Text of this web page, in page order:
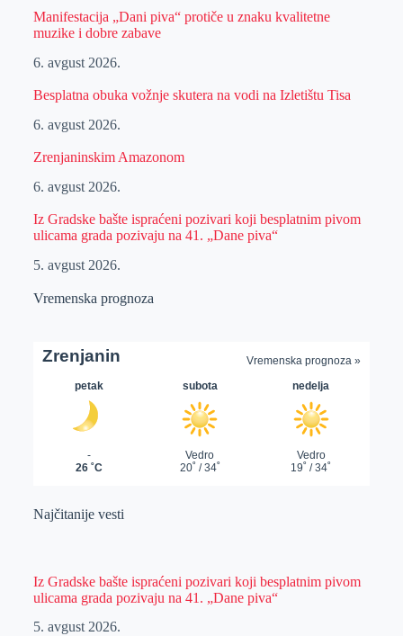
Manifestacija „Dani piva“ protiče u znaku kvalitetne
muzike i dobre zabave
6. avgust 2026.
Besplatna obuka vožnje skutera na vodi na Izletištu Tisa
6. avgust 2026.
Zrenjaninskim Amazonom
6. avgust 2026.
Iz Gradske bašte ispraćeni pozivari koji besplatnim pivom
ulicama grada pozivaju na 41. „Dane piva“
5. avgust 2026.
Vremenska prognoza
Najčitanije vesti
Iz Gradske bašte ispraćeni pozivari koji besplatnim pivom
ulicama grada pozivaju na 41. „Dane piva“
5. avgust 2026.